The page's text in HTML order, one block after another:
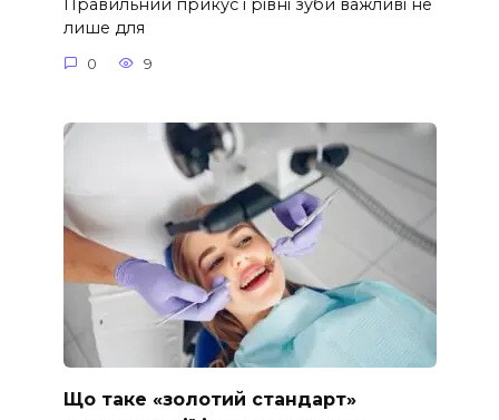
Правильний прикус і рівні зуби важливі не
лише для
0 9
Що таке «золотий стандарт»